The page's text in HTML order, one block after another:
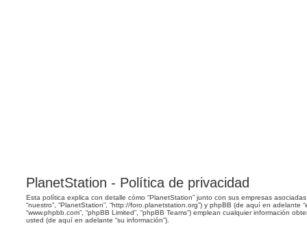
PlanetStation - Política de privacidad
Esta política explica con detalle cómo “PlanetStation” junto con sus empresas
“nuestro”, “PlanetStation”, “http://foro.planetstation.org”) y phpBB (de aquí en adelante
“www.phpbb.com”, “phpBB Limited”, “phpBB Teams”) emplean cualquier información
usted (de aquí en adelante “su información”).